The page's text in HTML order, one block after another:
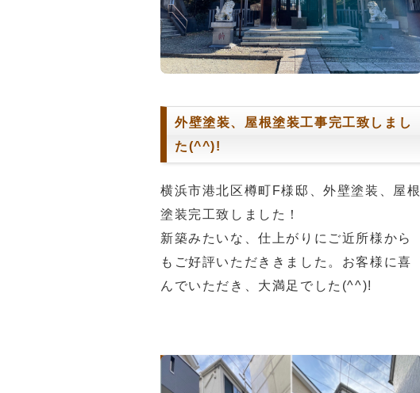
外壁塗装、屋根塗装工事完工致しまし
た(^^)!
横浜市港北区樽町F様邸、外壁塗装、屋根
塗装完工致しました！
新築みたいな、仕上がりにご近所様から
もご好評いただききました。お客様に喜
んでいただき、大満足でした(^^)!